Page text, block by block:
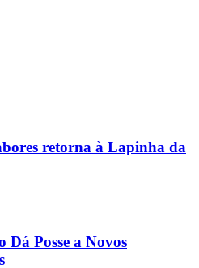
retorna à Lapinha da
Dá Posse a Novos